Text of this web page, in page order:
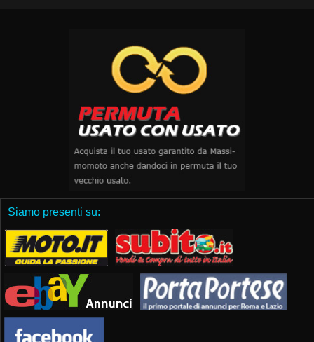
Siamo presenti su: